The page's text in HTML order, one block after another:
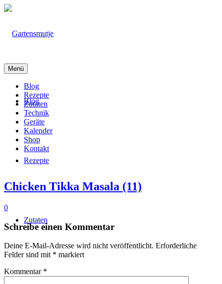
Blog
Rezepte
Zutaten
Technik
Menü
Blog
Rezepte
Zutaten
Technik
Geräte
Kalender
Shop
Kontakt
Chicken Tikka Masala (11)
0
Schreibe einen Kommentar
Deine E-Mail-Adresse wird nicht veröffentlicht. Erforderliche
Felder sind mit * markiert
Kommentar *